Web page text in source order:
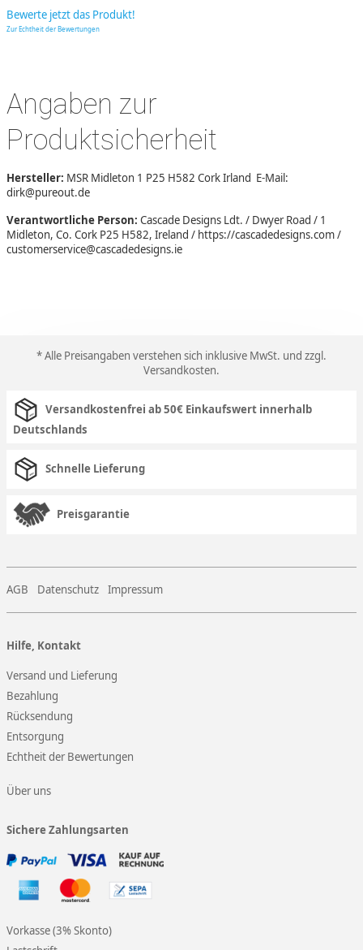
Bewerte jetzt das Produkt!
Zur Echtheit der Bewertungen
Angaben zur
Produktsicherheit
Hersteller: MSR Midleton 1 P25 H582 Cork Irland E-Mail:
dirk@pureout.de
Verantwortliche Person: Cascade Designs Ldt. / Dwyer Road / 1
Midleton, Co. Cork P25 H582, Ireland / https://cascadedesigns.com /
customerservice@cascadedesigns.ie
* Alle Preisangaben verstehen sich inklusive MwSt. und zzgl.
Versandkosten.
Versandkostenfrei ab 50€ Einkaufswert innerhalb
Deutschlands
Schnelle Lieferung
Preisgarantie
AGB Datenschutz Impressum
Hilfe, Kontakt
Versand und Lieferung
Bezahlung
Rücksendung
Entsorgung
Echtheit der Bewertungen
Über uns
Sichere Zahlungsarten
Vorkasse (3% Skonto)